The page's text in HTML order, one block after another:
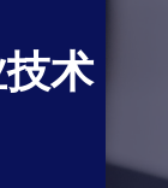
术